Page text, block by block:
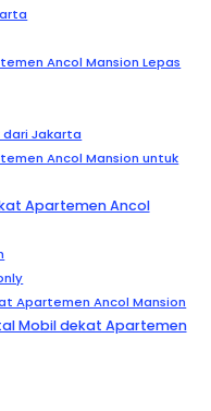
Ancol Mansion Lepas
dari Jakarta
Ancol Mansion untuk
Apartemen Ancol
Apartemen Ancol Mansion
Mobil dekat Apartemen